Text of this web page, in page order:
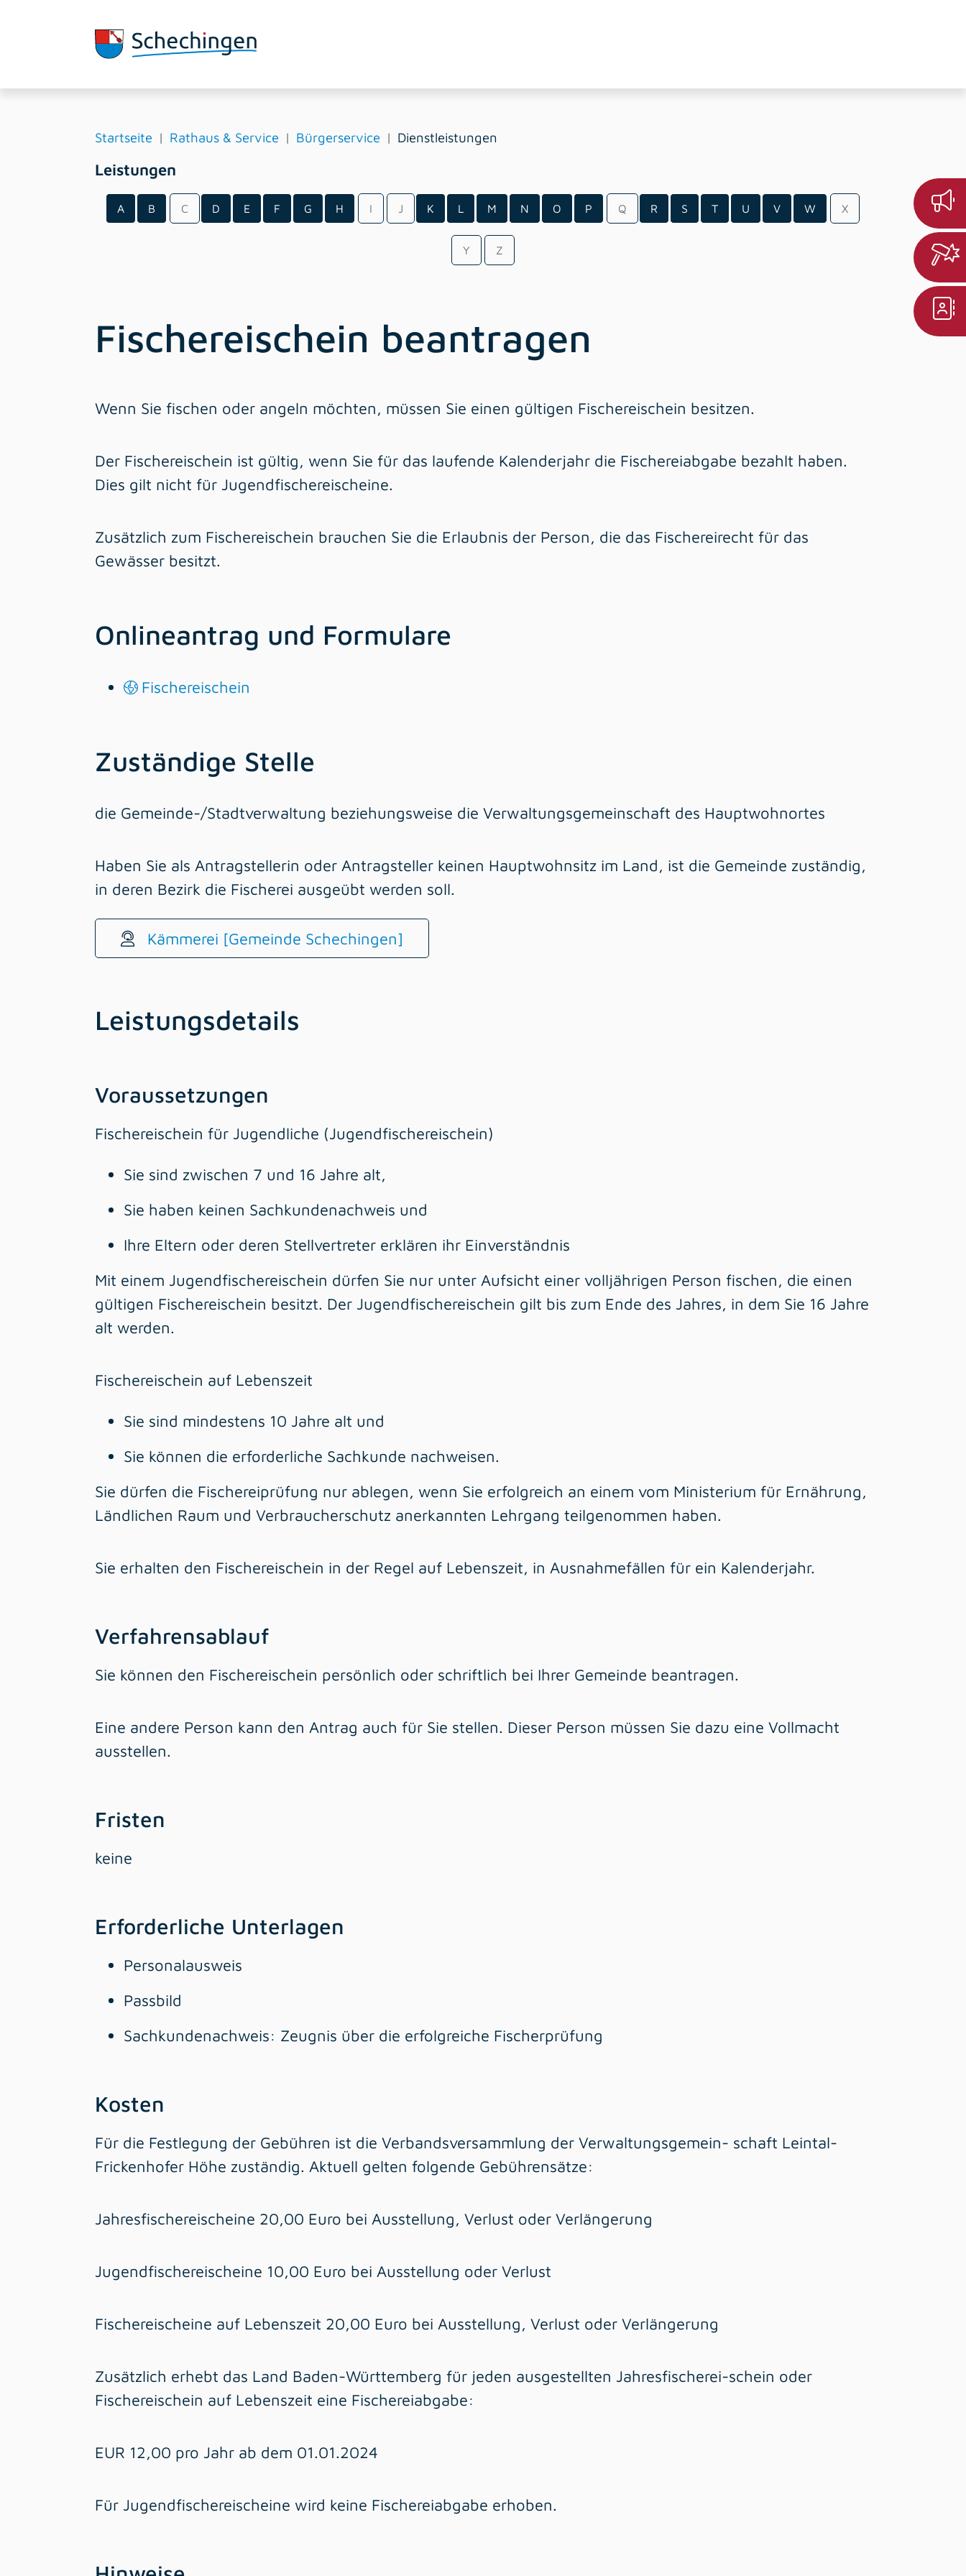
Startseite Rathaus & Service Bürgerservice Dienstleistungen
Leistungen
A B C D E F G H I J K L M N O P Q R S T U V W X
Y Z
Fischereischein beantragen
Wenn Sie fischen oder angeln möchten, müssen Sie einen gültigen Fischereischein besitzen.
Der Fischereischein ist gültig, wenn Sie für das laufende Kalenderjahr die Fischereiabgabe bezahlt haben.
Dies gilt nicht für Jugendfischereischeine.
Zusätzlich zum Fischereischein brauchen Sie die Erlaubnis der Person, die das Fischereirecht für das
Gewässer besitzt.
Onlineantrag und Formulare
Fischereischein
Zuständige Stelle
die Gemeinde-/Stadtverwaltung beziehungsweise die Verwaltungsgemeinschaft des Hauptwohnortes
Haben Sie als Antragstellerin oder Antragsteller keinen Hauptwohnsitz im Land, ist die Gemeinde zuständig,
in deren Bezirk die Fischerei ausgeübt werden soll.
Kämmerei [Gemeinde Schechingen]
Leistungsdetails
Voraussetzungen
Fischereischein für Jugendliche (Jugendfischereischein)
Sie sind zwischen 7 und 16 Jahre alt,
Sie haben keinen Sachkundenachweis und
Ihre Eltern oder deren Stellvertreter erklären ihr Einverständnis
Mit einem Jugendfischereischein dürfen Sie nur unter Aufsicht einer volljährigen Person fischen, die einen
gültigen Fischereischein besitzt. Der Jugendfischereischein gilt bis zum Ende des Jahres, in dem Sie 16 Jahre
alt werden.
Fischereischein auf Lebenszeit
Sie sind mindestens 10 Jahre alt und
Sie können die erforderliche Sachkunde nachweisen.
Sie dürfen die Fischereiprüfung nur ablegen, wenn Sie erfolgreich an einem vom Ministerium für Ernährung,
Ländlichen Raum und Verbraucherschutz anerkannten Lehrgang teilgenommen haben.
Sie erhalten den Fischereischein in der Regel auf Lebenszeit, in Ausnahmefällen für ein Kalenderjahr.
Verfahrensablauf
Sie können den Fischereischein persönlich oder schriftlich bei Ihrer Gemeinde beantragen.
Eine andere Person kann den Antrag auch für Sie stellen. Dieser Person müssen Sie dazu eine Vollmacht
ausstellen.
Fristen
keine
Erforderliche Unterlagen
Personalausweis
Passbild
Sachkundenachweis: Zeugnis über die erfolgreiche Fischerprüfung
Kosten
Für die Festlegung der Gebühren ist die Verbandsversammlung der Verwaltungsgemein- schaft Leintal-
Frickenhofer Höhe zuständig. Aktuell gelten folgende Gebührensätze:
Jahresfischereischeine 20,00 Euro bei Ausstellung, Verlust oder Verlängerung
Jugendfischereischeine 10,00 Euro bei Ausstellung oder Verlust
Fischereischeine auf Lebenszeit 20,00 Euro bei Ausstellung, Verlust oder Verlängerung
Zusätzlich erhebt das Land Baden-Württemberg für jeden ausgestellten Jahresfischerei-schein oder
Fischereischein auf Lebenszeit eine Fischereiabgabe:
EUR 12,00 pro Jahr ab dem 01.01.2024
Für Jugendfischereischeine wird keine Fischereiabgabe erhoben.